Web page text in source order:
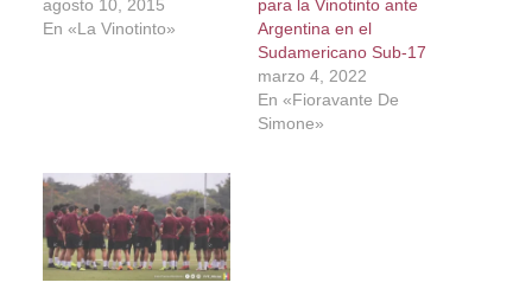
agosto 10, 2015
En «La Vinotinto»
para la Vinotinto ante
Argentina en el
Sudamericano Sub-17
marzo 4, 2022
En «Fioravante De
Simone»